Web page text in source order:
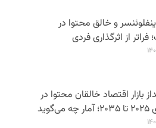
و خالق محتوا در
از اثرگذاری فردی
بازار اقتصاد خالقان محتوا در